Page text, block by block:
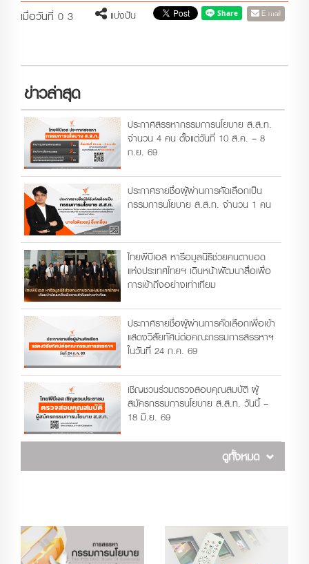
เมื่อวันที่ 0 3 แบ่งปัน E-mail
ข่าวล่าสุด
ประกาศสรรหากรรมการนโยบาย ส.ส.ท.
จำนวน 4 คน ตั้งแต่วันที่ 10 ส.ค. – 8
ก.ย. 69
ประกาศรายชื่อผู้ผ่านการคัดเลือกเป็น
กรรมการนโยบาย ส.ส.ท. จำนวน 1 คน
ไทยพีบีเอส หารือมูลนิธิช่วยคนตาบอด
แห่งประเทศไทยฯ เดินหน้าพัฒนาสื่อเพื่อ
การเข้าถึงอย่างเท่าเทียม
ประกาศรายชื่อผู้ผ่านการคัดเลือกเพื่อเข้า
แสดงวิสัยทัศน์ต่อคณะกรรมการสรรหาฯ
ในวันที่ 24 ก.ค. 69
เชิญชวนร่วมตรวจสอบคุณสมบัติ ผู้
สมัครกรรมการนโยบาย ส.ส.ท. วันนี้ –
18 มิ.ย. 69
ดูทั้งหมด